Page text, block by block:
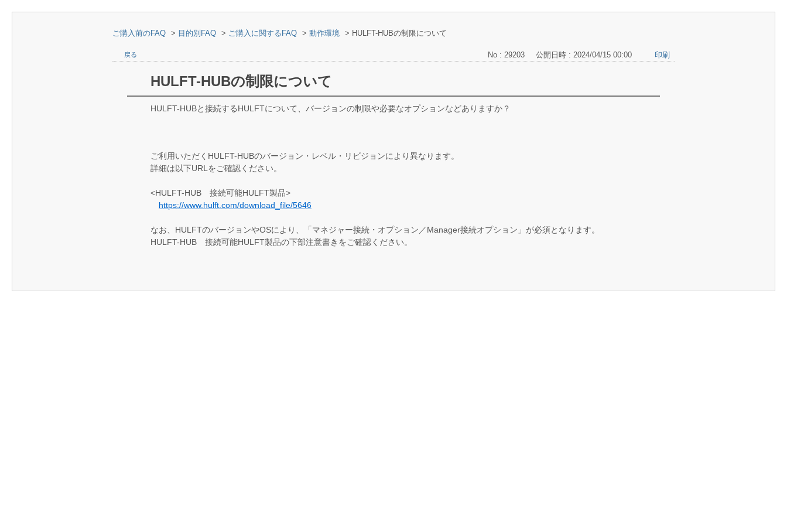
ご購入前のFAQ > 目的別FAQ > ご購入に関するFAQ > 動作環境 > HULFT-HUBの制限について
戻る No : 29203 公開日時 : 2024/04/15 00:00 印刷
HULFT-HUBの制限について
HULFT-HUBと接続するHULFTについて、バージョンの制限や必要なオプションなどありますか？
ご利用いただくHULFT-HUBのバージョン・レベル・リビジョンにより異なります。
詳細は以下URLをご確認ください。
<HULFT-HUB 接続可能HULFT製品>
https://www.hulft.com/download_file/5646
なお、HULFTのバージョンやOSにより、「マネジャー接続・オプション／Manager接続オプション」が必須となります。
HULFT-HUB 接続可能HULFT製品の下部注意書きをご確認ください。